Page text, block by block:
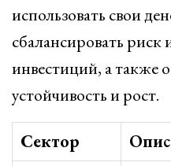
использовать свои
сбалансировать риск
инвестиций, а также
устойчивость и рост.
Сектор